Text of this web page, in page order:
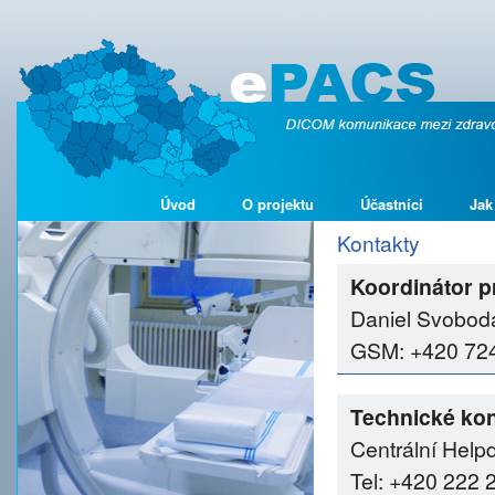
Úvod O projektu Účastníci
Kontakty
Koordinátor
Daniel
GSM: +420
Technické
Centrální
Tel: +420 222